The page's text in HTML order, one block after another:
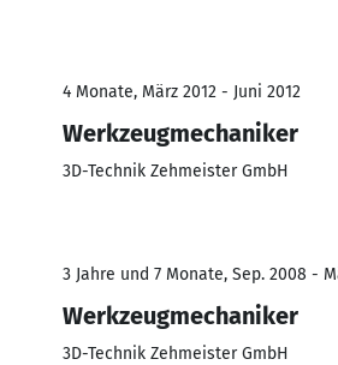
4 Monate, März 2012 - Juni 2012
Werkzeugmechaniker
3D-Technik Zehmeister GmbH
3 Jahre und 7 Monate, Sep. 2008 -
Werkzeugmechaniker
3D-Technik Zehmeister GmbH